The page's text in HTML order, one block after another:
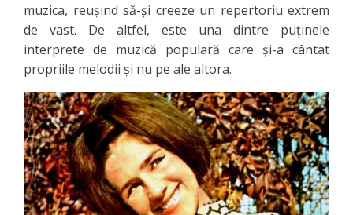
muzica, reușind să-și creeze un repertoriu extrem
de vast. De altfel, este una dintre puținele
interprete de muzică populară care și-a cântat
propriile melodii și nu pe ale altora.